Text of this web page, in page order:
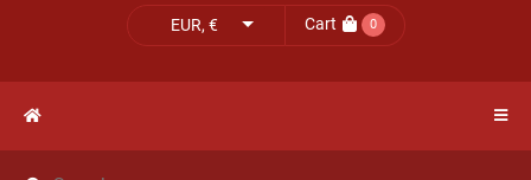
EUR, € Cart 0
Catalogo
NOVITÀ
NEWS